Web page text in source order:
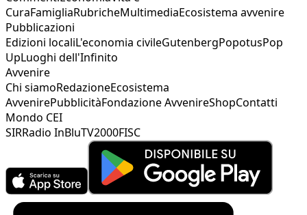
CuraFamigliaRubricheMultimediaEcosistema avvenire
Pubblicazioni
Edizioni localiL'economia civileGutenbergPopotusPop
UpLuoghi dell'Infinito
Avvenire
Chi siamoRedazioneEcosistema
AvvenirePubblicitàFondazione AvvenireShopContatti
Mondo CEI
SIRRadio InBluTV2000FISC